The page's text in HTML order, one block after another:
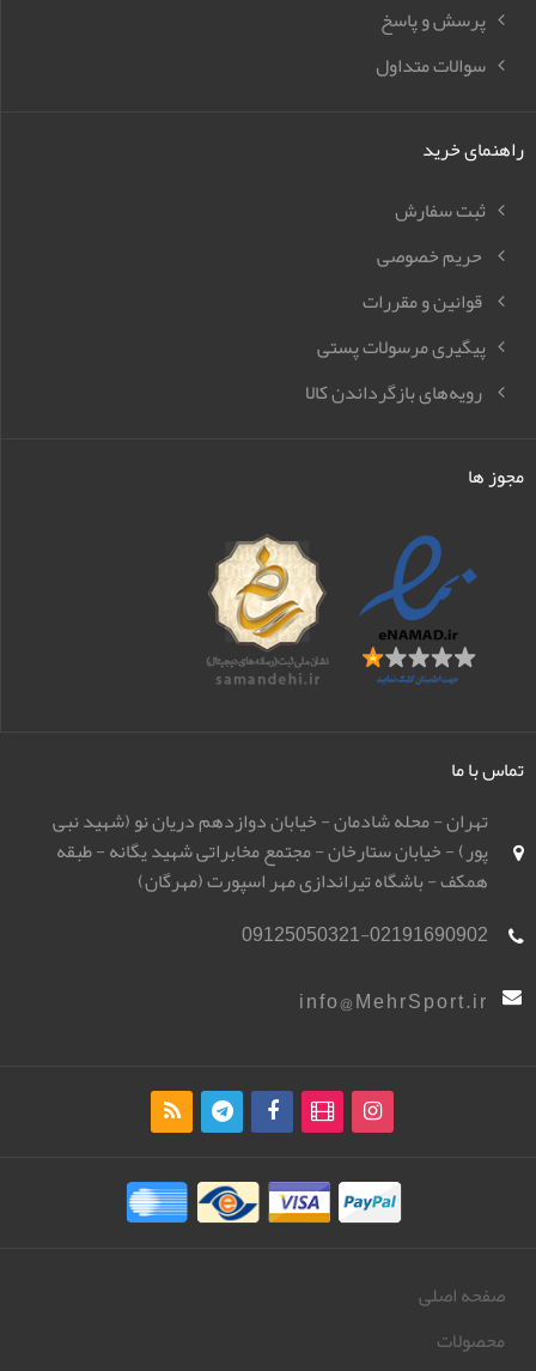
پرسش و پاسخ
سوالات متداول
راهنمای خرید
ثبت سفارش
حریم خصوصی
قوانین و مقررات
پیگیری مرسولات پستی
رویه‌های بازگرداندن کالا
مجوز ها
تماس با ما
تهران - محله شادمان - خیابان دوازدهم دریان نو (شهید نبی
پور) - خیابان ستارخان - مجتمع مخابراتی شهید یگانه - طبقه
همکف - باشگاه تیراندازی مهر اسپورت (مهرگان)
09125050321-02191690902
info@MehrSport.ir
صفحه اصلی
محصولات